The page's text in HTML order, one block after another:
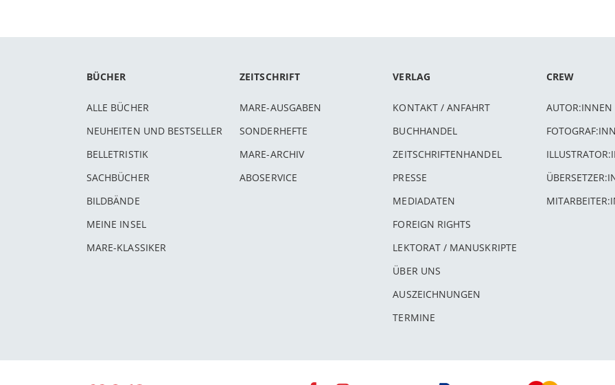
BÜCHER
ALLE BÜCHER
NEUHEITEN UND BESTSELLER
BELLETRISTIK
SACHBÜCHER
BILDBÄNDE
MEINE INSEL
MARE-KLASSIKER
ZEITSCHRIFT
MARE-AUSGABEN
SONDERHEFTE
MARE-ARCHIV
ABOSERVICE
VERLAG
KONTAKT / ANFAHRT
BUCHHANDEL
ZEITSCHRIFTENHANDEL
PRESSE
MEDIADATEN
FOREIGN RIGHTS
LEKTORAT / MANUSKRIPTE
ÜBER UNS
AUSZEICHNUNGEN
TERMINE
CREW
AUTOR:INNEN